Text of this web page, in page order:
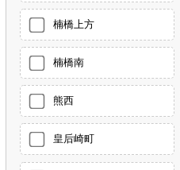
楠橋上方
楠橋南
熊西
皇后崎町